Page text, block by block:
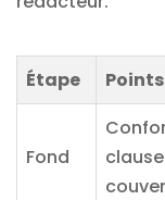
Étape
Fond